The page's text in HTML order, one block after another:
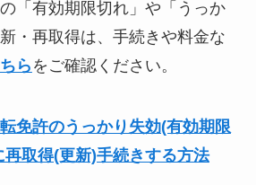
「有効期限切れ」や「うっか
・再取得は、手続きや料金な
らをご確認ください。
免許のうっかり失効(有効期限
取得(更新)手続きする方法